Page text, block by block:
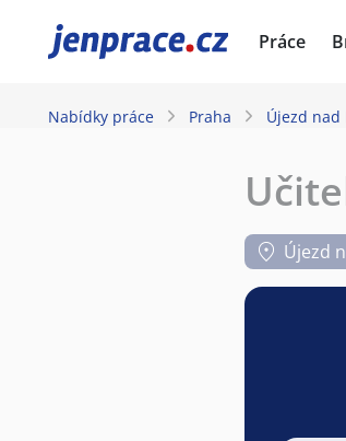
JenPráce.cz Práce
Nabídky práce Praha Újezd nad
Újezd